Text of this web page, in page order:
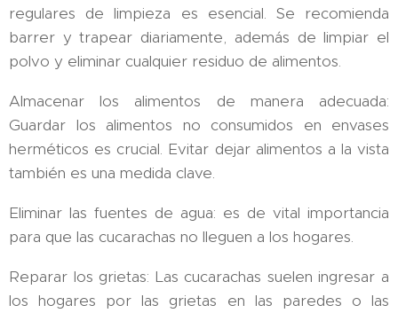
regulares de limpieza es esencial. Se recomienda
barrer y trapear diariamente, además de limpiar el
polvo y eliminar cualquier residuo de alimentos.
Almacenar los alimentos de manera adecuada:
Guardar los alimentos no consumidos en envases
herméticos es crucial. Evitar dejar alimentos a la vista
también es una medida clave.
Eliminar las fuentes de agua: es de vital importancia
para que las cucarachas no lleguen a los hogares.
Reparar los grietas: Las cucarachas suelen ingresar a
los hogares por las grietas en las paredes o las